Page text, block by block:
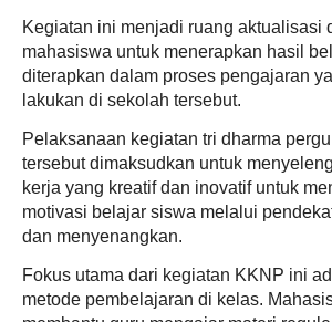
Kegiatan ini menjadi ruang aktualisasi
mahasiswa untuk menerapkan hasil
diterapkan dalam proses pengajaran
lakukan di sekolah tersebut.
Pelaksanaan kegiatan tri dharma
tersebut dimaksudkan untuk
kerja yang kreatif dan inovatif untuk
motivasi belajar siswa melalui
dan menyenangkan.
Fokus utama dari kegiatan KKNP ini
metode pembelajaran di kelas.